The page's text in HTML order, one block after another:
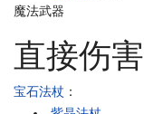
魔法武器
直接伤害
宝石法杖 ：